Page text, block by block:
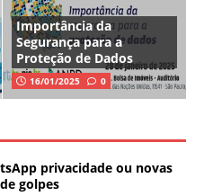
Importância da
Segurança para a
Proteção de Dados
16/01/2025 0
privacidade ou novas
golpes